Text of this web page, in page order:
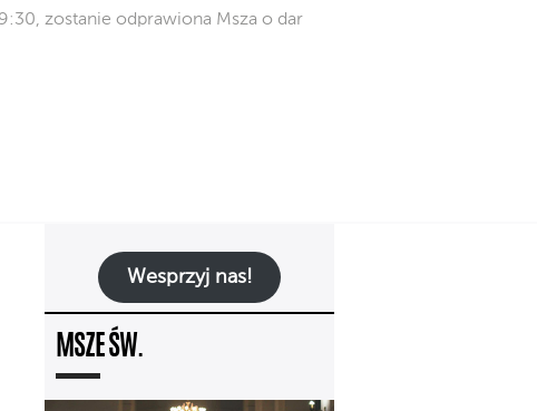
zostanie odprawiona Msza o dar
Wesprzyj nas!
MSZE ŚW.